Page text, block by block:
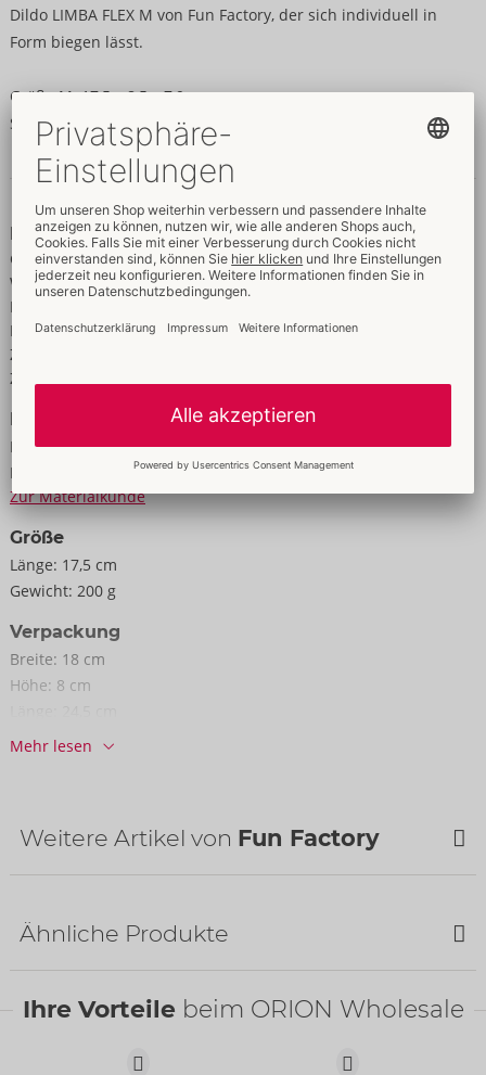
Dildo LIMBA FLEX M von Fun Factory, der sich individuell in
Form biegen lässt.
Größe M: 17,5 x 8,5 x 7,9 cm.
Silikon, PA.
Daten & Eigenschaften
Eigenschaften
G-Punkt
Wasserdicht
Für Frauen
Für Männer
Zur vaginalen Nutzung
Zur analen Nutzung
Daten
Farbe: schwarz
Material:
PA, Silicone
Zur Materialkunde
Größe
Länge: 17,5 cm
Gewicht: 200 g
Verpackung
Breite: 18 cm
Höhe: 8 cm
Informationen
Barcode: 4255821805105 (EAN-13)
Mehr lesen
Weitere Artikel von Fun Factory
Ähnliche Produkte
Ihre Vorteile beim ORION Wholesale